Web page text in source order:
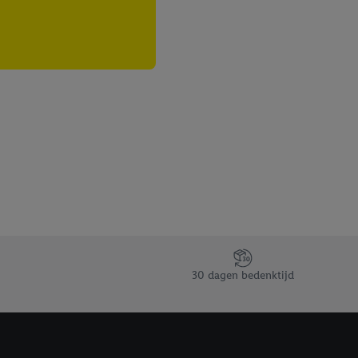
30 dagen bedenktijd